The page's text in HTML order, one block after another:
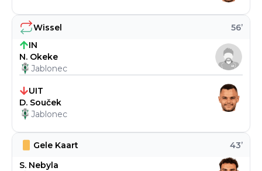
Gele Kaart 43’
S. Nebyla
Wissel 56’
IN
N. Okeke
Jablonec
UIT
D. Souček
Jablonec